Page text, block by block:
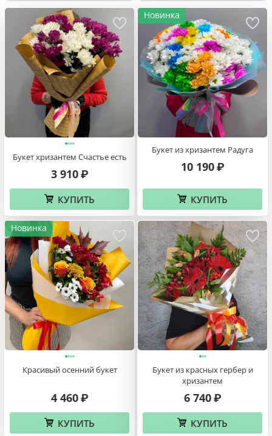
Букет хризантем Счастье есть
3 910 ₽
КУПИТЬ
Новинка
Букет из хризантем Радуга
10 190 ₽
КУПИТЬ
Новинка
Красивый осенний букет
4 460 ₽
КУПИТЬ
Букет из красных гербер и
хризантем
6 740 ₽
КУПИТЬ